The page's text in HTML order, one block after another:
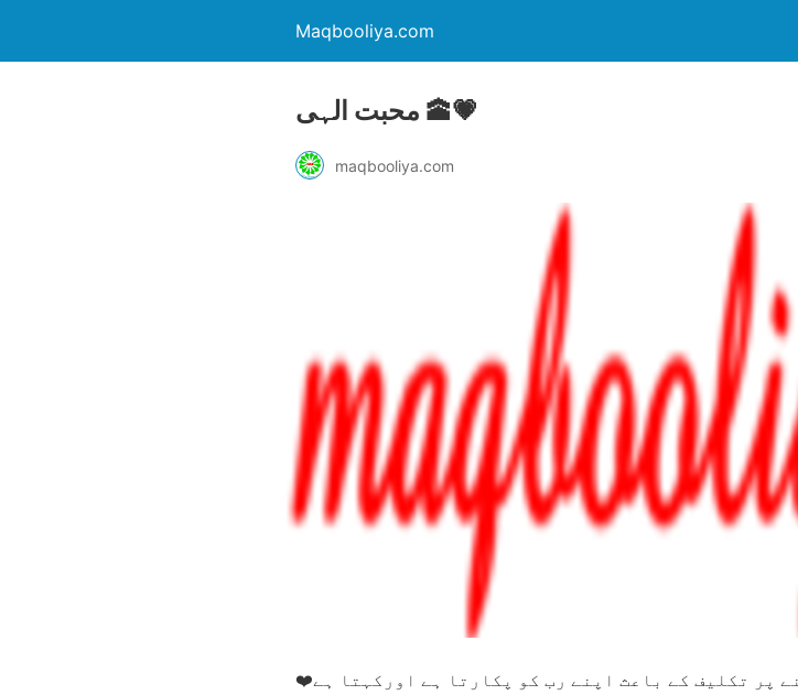
Maqbooliya.com
محبت الہی 🕋💗
maqbooliya.com
❤️جب اللّٰہ تعالیٰ کا بندہ ذرا سی ٹھوکر لگنے پر تکلیف کے باعث اپنے رب کو پکارتا ہے اورکہتا ہے